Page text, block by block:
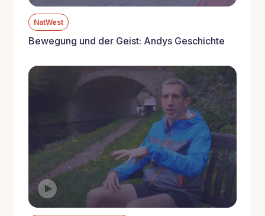
NatWest
Bewegung und der Geist: Andys Geschichte